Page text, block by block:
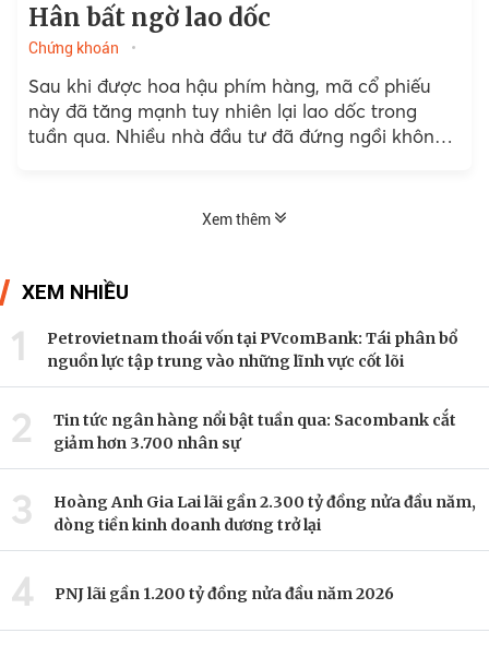
Hân bất ngờ lao dốc
Chứng khoán
Sau khi được hoa hậu phím hàng, mã cổ phiếu
này đã tăng mạnh tuy nhiên lại lao dốc trong
tuần qua. Nhiều nhà đầu tư đã đứng ngồi không
Xem thêm
XEM NHIỀU
1
Petrovietnam thoái vốn tại PVcomBank: Tái phân bổ
nguồn lực tập trung vào những lĩnh vực cốt lõi
2
Tin tức ngân hàng nổi bật tuần qua: Sacombank cắt
giảm hơn 3.700 nhân sự
3
Hoàng Anh Gia Lai lãi gần 2.300 tỷ đồng nửa đầu năm,
dòng tiền kinh doanh dương trở lại
4 PNJ lãi gần 1.200 tỷ đồng nửa đầu năm 2026